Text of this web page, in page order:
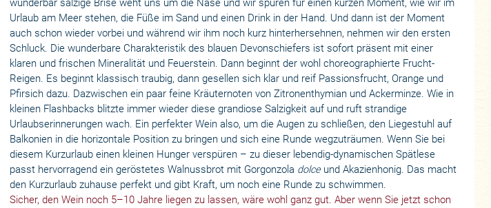
wunderbar salzige Brise weht uns um die Nase und wir spüren für einen kurzen Moment, wie wir im
Urlaub am Meer stehen, die Füße im Sand und einen Drink in der Hand. Und dann ist der Moment
auch schon wieder vorbei und während wir ihm noch kurz hinterhersehnen, nehmen wir den ersten
Schluck. Die wunderbare Charakteristik des blauen Devonschiefers ist sofort präsent mit einer
klaren und frischen Mineralität und Feuerstein. Dann beginnt der wohl choreographierte Frucht-
Reigen. Es beginnt klassisch traubig, dann gesellen sich klar und reif Passionsfrucht, Orange und
Pfirsich dazu. Dazwischen ein paar feine Kräuternoten von Zitronenthymian und Ackerminze. Wie in
kleinen Flashbacks blitzte immer wieder diese grandiose Salzigkeit auf und ruft strandige
Urlaubserinnerungen wach. Ein perfekter Wein also, um die Augen zu schließen, den Liegestuhl auf
Balkonien in die horizontale Position zu bringen und sich eine Runde wegzuträumen. Wenn Sie bei
diesem Kurzurlaub einen kleinen Hunger verspüren – zu dieser lebendig-dynamischen Spätlese
passt hervorragend ein geröstetes Walnussbrot mit Gorgonzola dolceund Akazienhonig. Das macht
den Kurzurlaub zuhause perfekt und gibt Kraft, um noch eine Runde zu schwimmen.
Sicher, den Wein noch 5–10 Jahre liegen zu lassen, wäre wohl ganz gut. Aber wenn Sie jetzt schon